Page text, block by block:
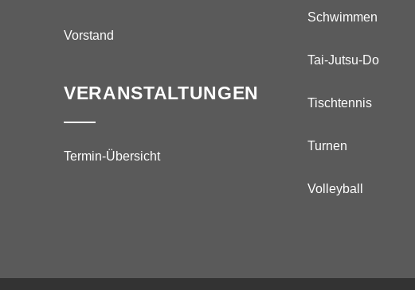
Vorstand
VERANSTALTUNGEN
Termin-Übersicht
Schwimmen
Tai-Jutsu-Do
Tischtennis
Turnen
Volleyball